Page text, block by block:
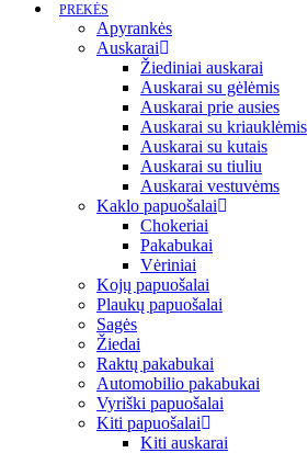
PREKĖS
Apyrankės
Auskarai
Žiediniai auskarai
Auskarai su gėlėmis
Auskarai prie ausies
Auskarai su kriauklėmis
Auskarai su kutais
Auskarai su tiuliu
Auskarai vestuvėms
Kaklo papuošalai
Chokeriai
Pakabukai
Vėriniai
Kojų papuošalai
Plaukų papuošalai
Sagės
Žiedai
Raktų pakabukai
Automobilio pakabukai
Vyriški papuošalai
Kiti papuošalai
Kiti auskarai